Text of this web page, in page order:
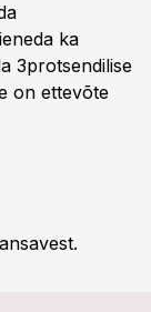
ka
3protsendilise
on ettevõte